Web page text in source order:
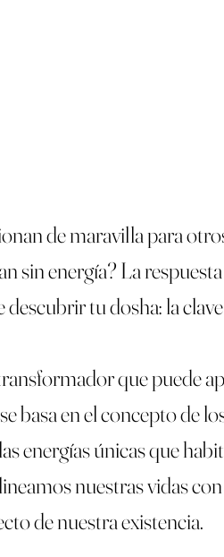
de maravilla para
sin energía? La
tu dosha: la
que puede
basa en el concepto de
energías únicas que
nuestras vidas
de nuestra existencia.